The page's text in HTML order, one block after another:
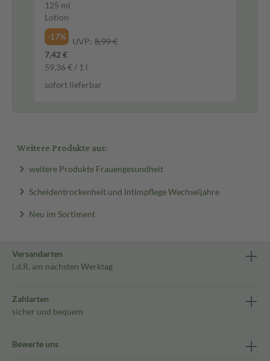
125 ml
Lotion
-17%
UVP: 8,99 €
7,42 €
59,36 € / 1 l
sofort lieferbar
Weitere Produkte aus:
weitere Produkte Frauengesundheit
Scheidentrockenheit und Intimpflege Wechseljahre
Neu im Sortiment
Versandarten
i.d.R. am nächsten Werktag
Zahlarten
sicher und bequem
Bewerte uns